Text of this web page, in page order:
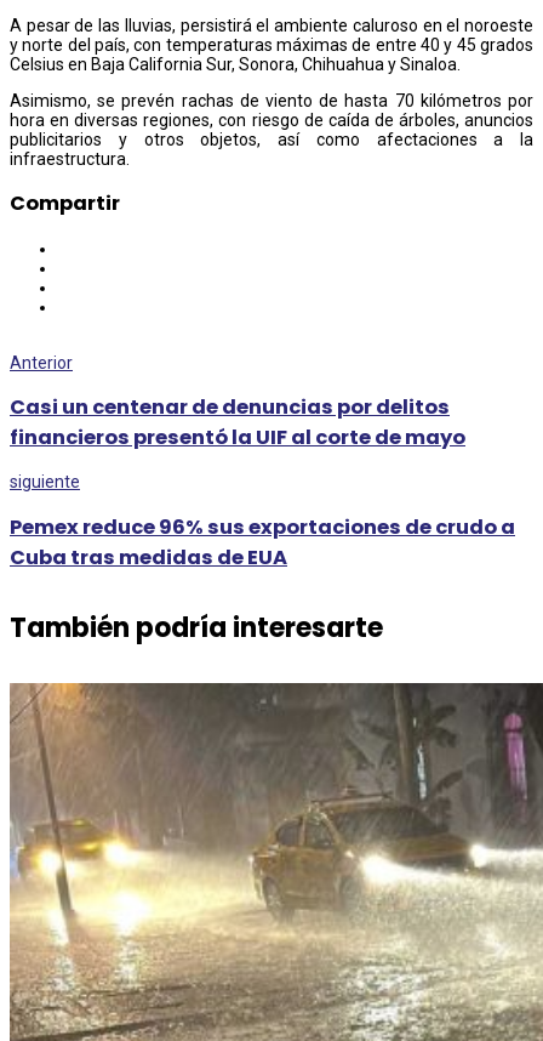
A pesar de las lluvias, persistirá el ambiente caluroso en el noroeste
y norte del país, con temperaturas máximas de entre 40 y 45 grados
Celsius en Baja California Sur, Sonora, Chihuahua y Sinaloa.
Asimismo, se prevén rachas de viento de hasta 70 kilómetros por
hora en diversas regiones, con riesgo de caída de árboles, anuncios
publicitarios y otros objetos, así como afectaciones a la
infraestructura.
Compartir
Anterior
Casi un centenar de denuncias por delitos
financieros presentó la UIF al corte de mayo
siguiente
Pemex reduce 96% sus exportaciones de crudo a
Cuba tras medidas de EUA
También podría interesarte